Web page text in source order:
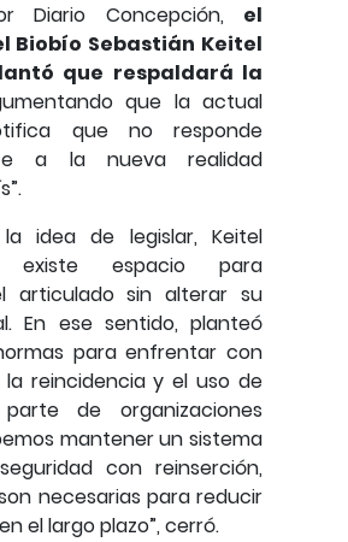
Diario Concepción, el
Biobío Sebastián Keitel
que respaldará la
que la actual
que no responde
a la nueva realidad
idea de legislar, Keitel
espacio para
articulado sin alterar su
En ese sentido, planteó
para enfrentar con
reincidencia y el uso de
de organizaciones
mantener un sistema
con reinserción,
necesarias para reducir
el largo plazo”, cerró.